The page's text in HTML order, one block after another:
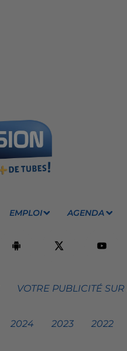
EMPLOI AGENDA
VOTRE PUBLICITÉ
2024 2023 2022